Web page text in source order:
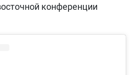
конференции